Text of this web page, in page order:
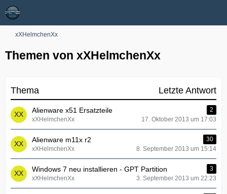
xXHelmchenXx
Themen von xXHelmchenXx
Thema Letzte Antwort
Alienware x51 Ersatzteile
2
xXHelmchenXx
17. Oktober 2013 um 17:03
Alienware m11x r2
30
xXHelmchenXx
8. September 2013 um 15:14
Windows 7 neu installieren - GPT Partition
3
xXHelmchenXx
3. September 2013 um 22:23